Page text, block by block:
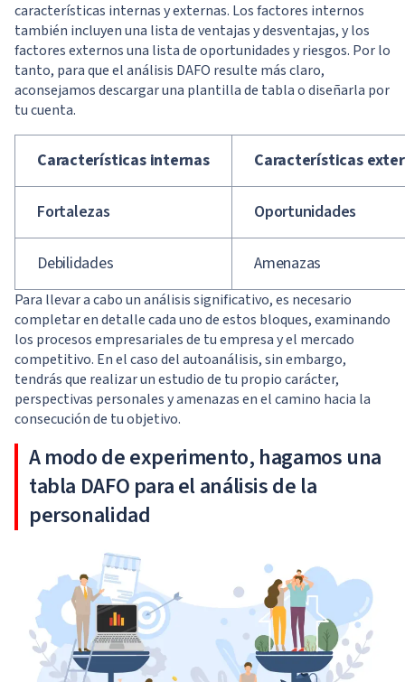
características internas y externas. Los factores internos
también incluyen una lista de ventajas y desventajas, y los
factores externos una lista de oportunidades y riesgos. Por lo
tanto, para que el análisis DAFO resulte más claro,
aconsejamos descargar una plantilla de tabla o diseñarla por
tu cuenta.
Características internas Características
Fortalezas Oportunidades
Debilidades Amenazas
Para llevar a cabo un análisis significativo, es necesario
completar en detalle cada uno de estos bloques, examinando
los procesos empresariales de tu empresa y el mercado
competitivo. En el caso del autoanálisis, sin embargo,
tendrás que realizar un estudio de tu propio carácter,
perspectivas personales y amenazas en el camino hacia la
consecución de tu objetivo.
A modo de experimento, hagamos una
tabla DAFO para el análisis de la
personalidad